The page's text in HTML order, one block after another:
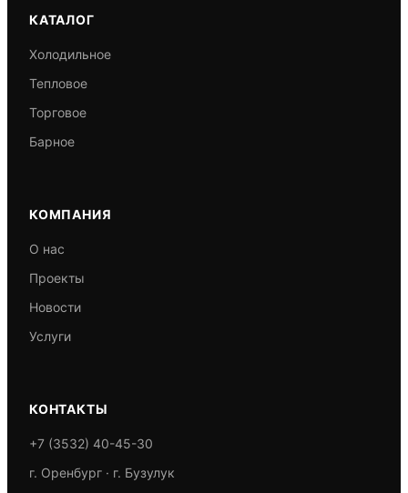
КАТАЛОГ
Холодильное
Тепловое
Торговое
Барное
КОМПАНИЯ
О нас
Проекты
Новости
Услуги
КОНТАКТЫ
+7 (3532) 40-45-30
г. Оренбург · г. Бузулук